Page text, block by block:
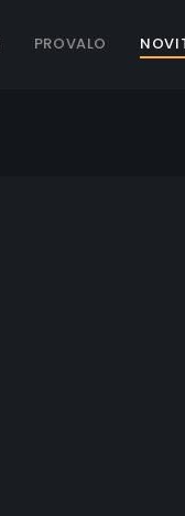
PROVALO